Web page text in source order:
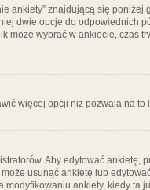
ankiety” znajdującą się poniżej
dwie opcje do odpowiednich
może wybrać w ankiecie, czas
więcej opcji niż pozwala na to
Aby edytować ankietę,
usunąć ankietę lub
modyfikowaniu ankiety, kiedy ta